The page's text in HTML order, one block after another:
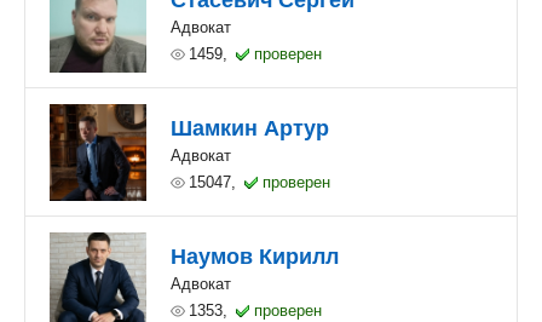
Адвокат
1459,
проверен
Шамкин Артур
Адвокат
15047,
проверен
Наумов Кирилл
Адвокат
1353,
проверен